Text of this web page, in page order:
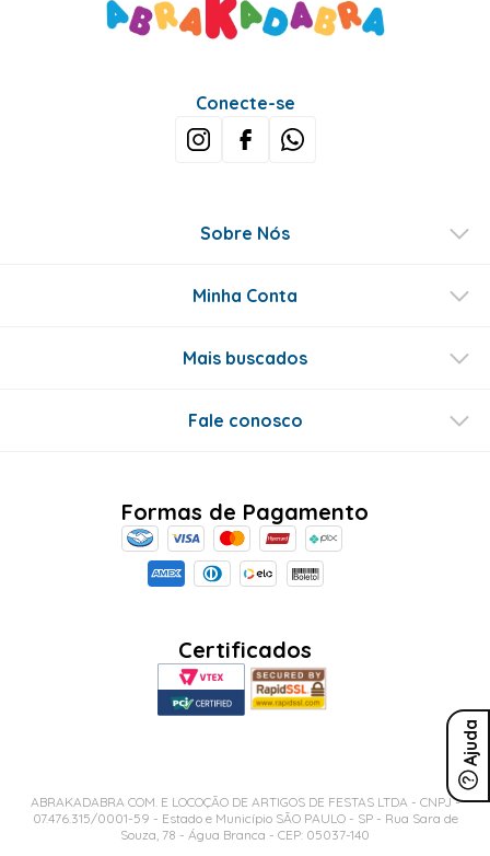
Ajuda
Conecte-se
Sobre Nós
Minha Conta
Mais buscados
Fale conosco
Formas de Pagamento
Certificados
ABRAKADABRA COM. E LOCOÇÃO DE ARTIGOS DE FESTAS LTDA - CNPJ -
07.476.315/0001-59 - Estado e Município SÃO PAULO - SP - Rua Sara de
Souza, 78 - Água Branca - CEP: 05037-140